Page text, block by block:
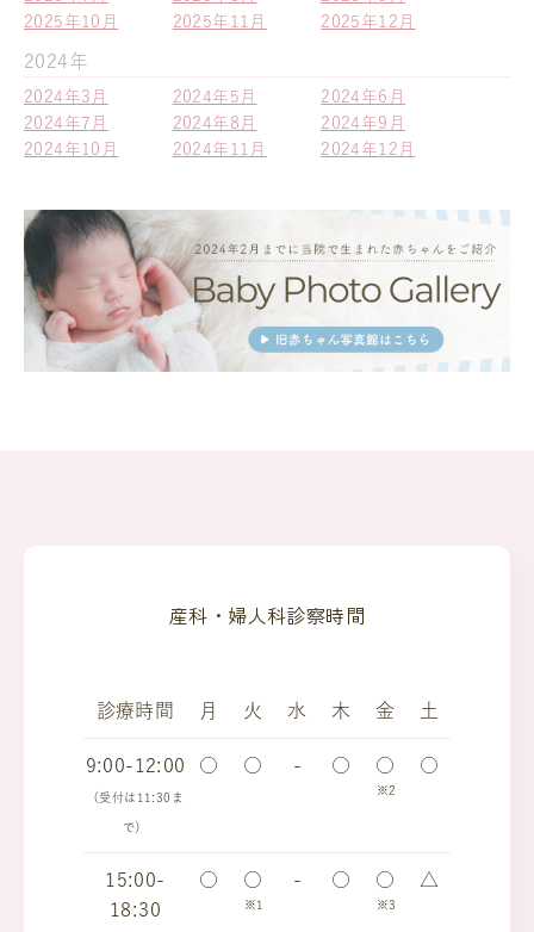
2025年10月
2025年11月 2025年12月
2024年
2024年3月 2024年5月
2024年6月
2024年7月
2024年8月
2024年9月
2024年10月
2024年11月 2024年12月
産科・婦人科診察時間
診療時間 月 火 水 木 金 土
9:00-12:00
（受付は11:30ま
で）
○ ○ - ○ ○
※2
○
15:00-
18:30
○ ○
※1
- ○ ○
※3
△